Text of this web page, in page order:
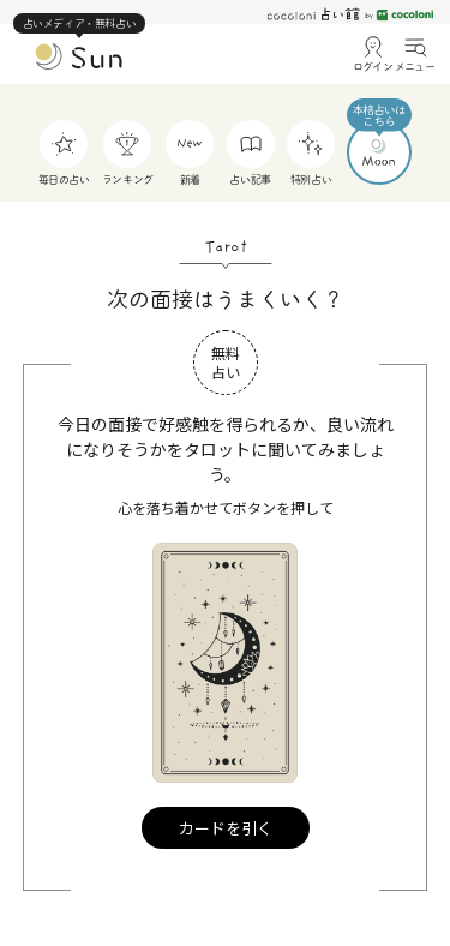
占いメディア・無料占い
ログイン メニュー
毎日の占い ランキング 新着 占い記事 特別占い
Tarot
次の面接はうまくいく？
無料
占い
今日の面接で好感触を得られるか、良い流れ
になりそうかをタロットに聞いてみましょ
う。
心を落ち着かせてボタンを押して
カードを引く